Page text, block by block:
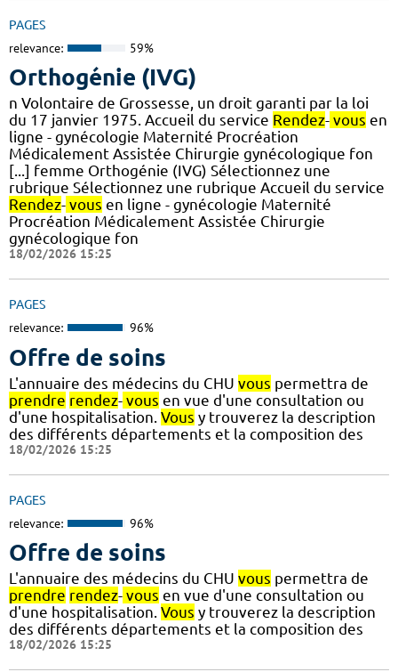
PAGES
relevance: 59%
Orthogénie (IVG)
n Volontaire de Grossesse, un droit garanti par la loi
du 17 janvier 1975. Accueil du service Rendez- vous en
ligne - gynécologie Maternité Procréation
Médicalement Assistée Chirurgie gynécologique fon
[...] femme Orthogénie (IVG) Sélectionnez une
rubrique Sélectionnez une rubrique Accueil du service
Rendez- vous en ligne - gynécologie Maternité
Procréation Médicalement Assistée Chirurgie
gynécologique fon
18/02/2026 15:25
PAGES
relevance: 96%
Offre de soins
L'annuaire des médecins du CHU vous permettra de
prendre rendez- vous en vue d'une consultation ou
d'une hospitalisation. Vous y trouverez la description
des différents départements et la composition des
18/02/2026 15:25
PAGES
relevance: 96%
Offre de soins
L'annuaire des médecins du CHU vous permettra de
prendre rendez- vous en vue d'une consultation ou
d'une hospitalisation. Vous y trouverez la description
des différents départements et la composition des
18/02/2026 15:25